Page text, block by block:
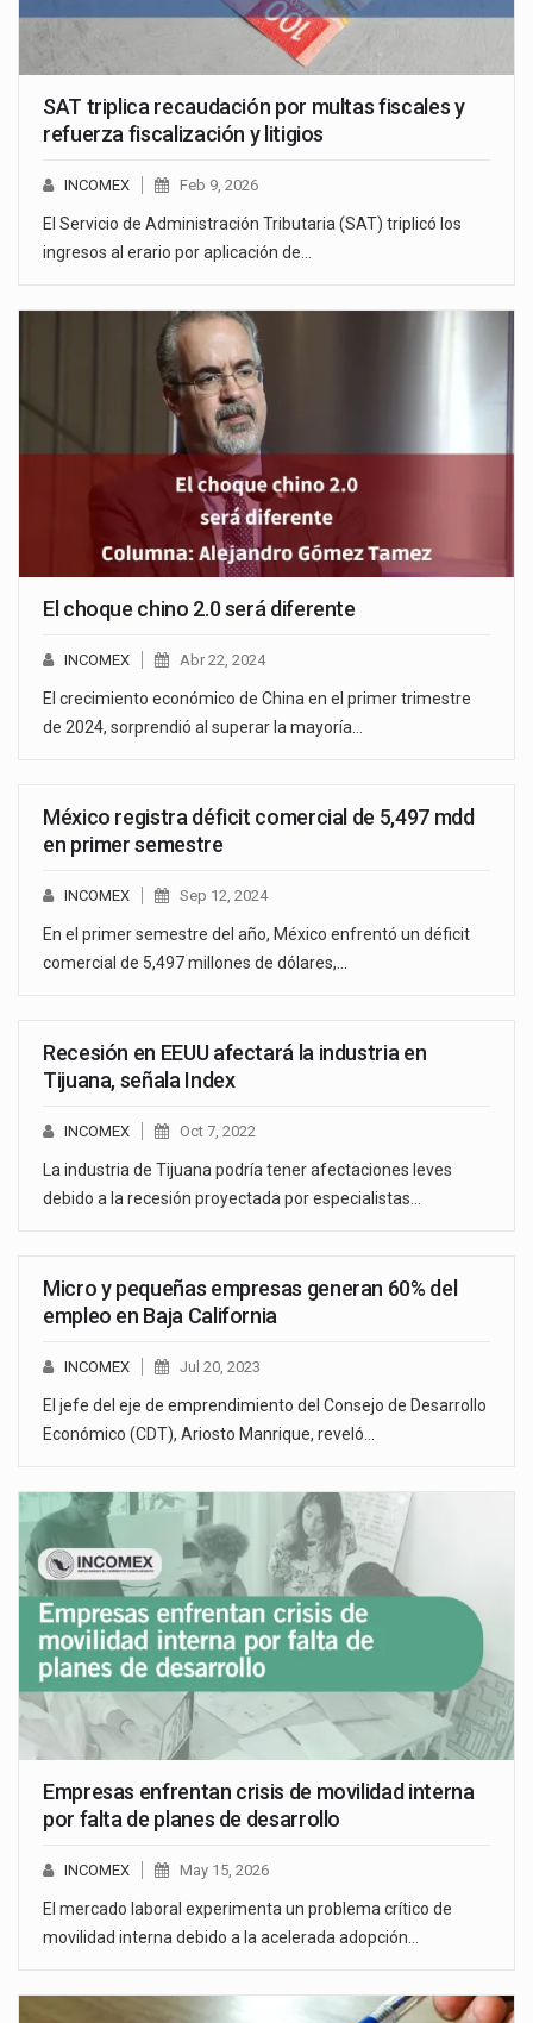
SAT triplica recaudación por multas fiscales y
refuerza fiscalización y litigios
INCOMEX Feb 9, 2026
El Servicio de Administración Tributaria (SAT) triplicó los
ingresos al erario por aplicación de…
El choque chino 2.0 será diferente
INCOMEX Abr 22, 2024
El crecimiento económico de China en el primer trimestre
de 2024, sorprendió al superar la mayoría…
México registra déficit comercial de 5,497 mdd
en primer semestre
INCOMEX Sep 12, 2024
En el primer semestre del año, México enfrentó un déficit
comercial de 5,497 millones de dólares,…
Recesión en EEUU afectará la industria en
Tijuana, señala Index
INCOMEX Oct 7, 2022
La industria de Tijuana podría tener afectaciones leves
debido a la recesión proyectada por especialistas…
Micro y pequeñas empresas generan 60% del
empleo en Baja California
INCOMEX Jul 20, 2023
El jefe del eje de emprendimiento del Consejo de Desarrollo
Económico (CDT), Ariosto Manrique, reveló…
Empresas enfrentan crisis de movilidad interna
por falta de planes de desarrollo
INCOMEX May 15, 2026
El mercado laboral experimenta un problema crítico de
movilidad interna debido a la acelerada adopción…